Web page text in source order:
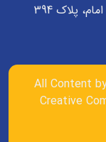
پلاک 394
Creative